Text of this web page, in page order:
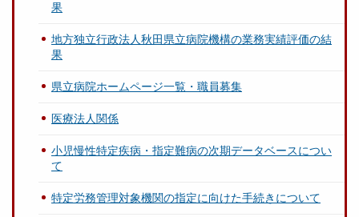
果
地方独立行政法人秋田県立病院機構の業務実績評価の結
果
県立病院ホームページ一覧・職員募集
医療法人関係
小児慢性特定疾病・指定難病の次期データベースについ
て
特定労務管理対象機関の指定に向けた手続きについて